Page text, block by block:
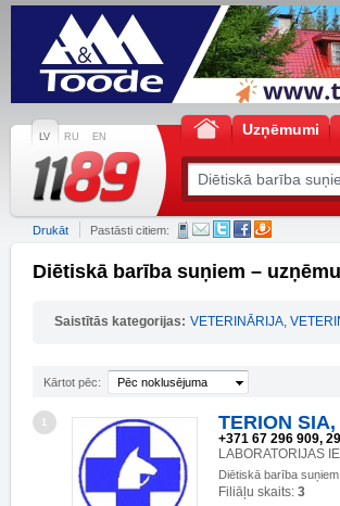
LV RU EN Uzņēmumi
Drukāt Pastāsti citiem:
Diētiskā barība suņiem –
Saistītās kategorijas: VETERINĀRIJA,
Kārtot pēc: Pēc noklusējuma
1 TERION
+371 67 296 909,
LABORATORIJAS
Diētiskā barība suņiem
Filiāļu skaits: 3